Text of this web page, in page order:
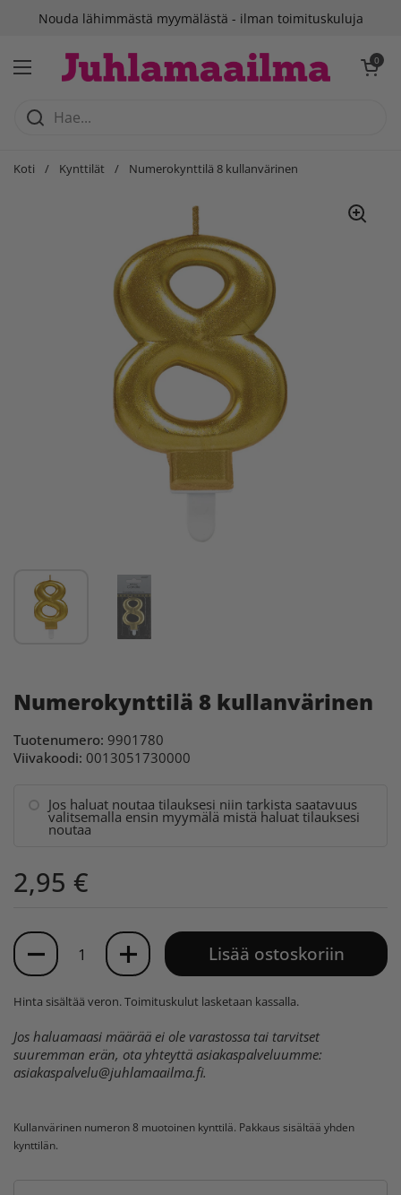
Siirry sisältöön Suomalainen verkkokauppa
Avaa valikko
Avaa 0
Koti / Kynttilät / Numerokynttilä 8 kullanvärinen
Numerokynttilä 8 kullanvärinen
Tuotenumero: 9901780
Viivakoodi: 0013051730000
Jos haluat noutaa tilauksesi niin tarkista saatavuus
valitsemalla ensin myymälä mistä haluat tilauksesi
noutaa
2,95 €
Määrä
Lisää ostoskoriin
Hinta sisältää veron.Toimituskulut lasketaan kassalla.
Jos haluamaasi määrää ei ole varastossa tai tarvitset
suuremman erän, ota yhteyttä asiakaspalveluumme:
asiakaspalvelu@juhlamaailma.fi.
Kullanvärinen numeron 8 muotoinen kynttilä. Pakkaus sisältää yhden
kynttilän.